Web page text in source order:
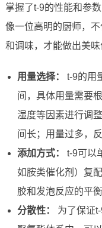
掌握了t-9的性能和参
像一位高明的厨师，
和调味，才能做出美味
用量选择：
t-9的用
间，具体用量需要
湿度等因素进行调
间长；用量过多，
添加方式：
t-9可以
如胺类催化剂）复
胶和发泡反应的平
分散性：
为了保证